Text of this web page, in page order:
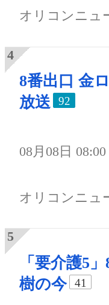
オリコンニュ
8番出口 金
放送
92
08月08日 08:00
オリコンニュ
「要介護5
樹の今
41